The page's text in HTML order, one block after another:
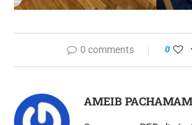
0 comments 0
AMEIB